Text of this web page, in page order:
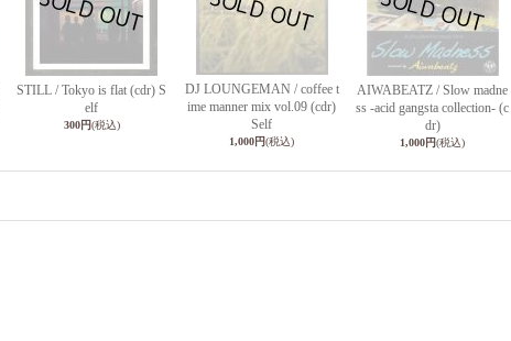
STILL / Tokyo is flat (cdr) S
elf
300円(税込)
DJ LOUNGEMAN / coffee t
ime manner mix vol.09 (cdr)
Self
1,000円(税込)
AIWABEATZ / Slow madne
ss -acid gangsta collection- (c
dr)
1,000円(税込)